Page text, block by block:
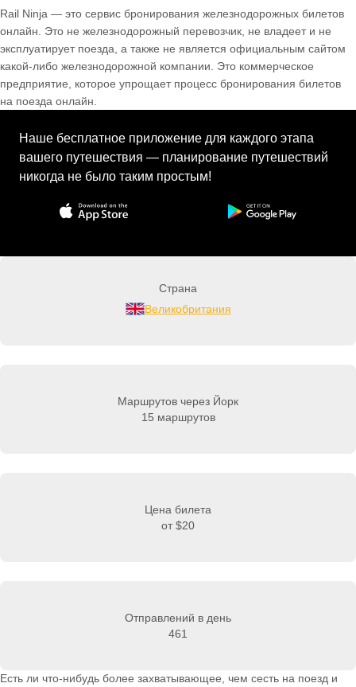
Rail Ninja — это сервис бронирования железнодорожных билетов
онлайн. Это не железнодорожный перевозчик, не владеет и не
эксплуатирует поезда, а также не является официальным сайтом
какой-либо железнодорожной компании. Это коммерческое
предприятие, которое упрощает процесс бронирования билетов
на поезда онлайн.
Наше бесплатное приложение для каждого этапа
вашего путешествия — планирование путешествий
никогда не было таким простым!
Страна
Великобритания
Маршрутов через Йорк
15 маршрутов
Цена билета
от $20
Отправлений в день
461
Есть ли что-нибудь более захватывающее, чем сесть на поезд и